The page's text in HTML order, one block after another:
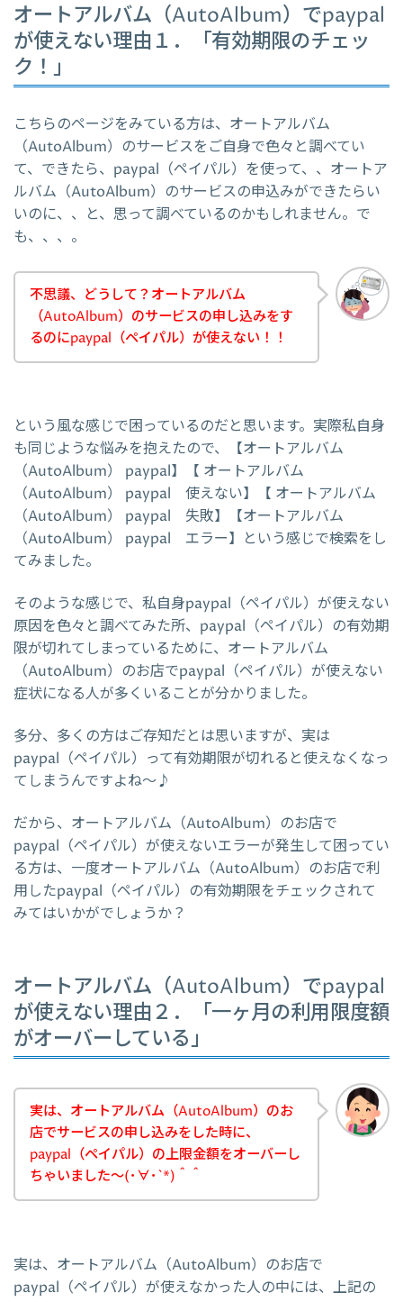
オートアルバム（AutoAlbum）でpaypal
が使えない理由１．「有効期限のチェッ
ク！」
こちらのページをみている方は、オートアルバム
（AutoAlbum）のサービスをご自身で色々と調べてい
て、できたら、paypal（ペイパル）を使って、、オートア
ルバム（AutoAlbum）のサービスの申込みができたらい
いのに、、と、思って調べているのかもしれません。で
も、、、。
不思議、どうして？オートアルバム
（AutoAlbum）のサービスの申し込みをす
るのにpaypal（ペイパル）が使えない！！
という風な感じで困っているのだと思います。実際私自身
も同じような悩みを抱えたので、【オートアルバム
（AutoAlbum） paypal】【 オートアルバム
（AutoAlbum） paypal 使えない】【 オートアルバム
（AutoAlbum） paypal 失敗】【オートアルバム
（AutoAlbum） paypal エラー】という感じで検索をし
てみました。
そのような感じで、私自身paypal（ペイパル）が使えない
原因を色々と調べてみた所、paypal（ペイパル）の有効期
限が切れてしまっているために、オートアルバム
（AutoAlbum）のお店でpaypal（ペイパル）が使えない
症状になる人が多くいることが分かりました。
多分、多くの方はご存知だとは思いますが、実は
paypal（ペイパル）って有効期限が切れると使えなくなっ
てしまうんですよね～♪
だから、オートアルバム（AutoAlbum）のお店で
paypal（ペイパル）が使えないエラーが発生して困ってい
る方は、一度オートアルバム（AutoAlbum）のお店で利
用したpaypal（ペイパル）の有効期限をチェックされて
みてはいかがでしょうか？
オートアルバム（AutoAlbum）でpaypal
が使えない理由２．「一ヶ月の利用限度額
がオーバーしている」
実は、オートアルバム（AutoAlbum）のお
店でサービスの申し込みをした時に、
paypal（ペイパル）の上限金額をオーバーし
ちゃいました～(･∀･`*)＾＾
実は、オートアルバム（AutoAlbum）のお店で
paypal（ペイパル）が使えなかった人の中には、上記の